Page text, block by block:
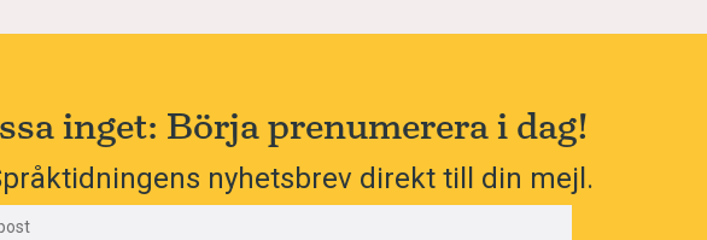
inget: Börja prenumerera i dag!
nyhetsbrev direkt till din mejl.